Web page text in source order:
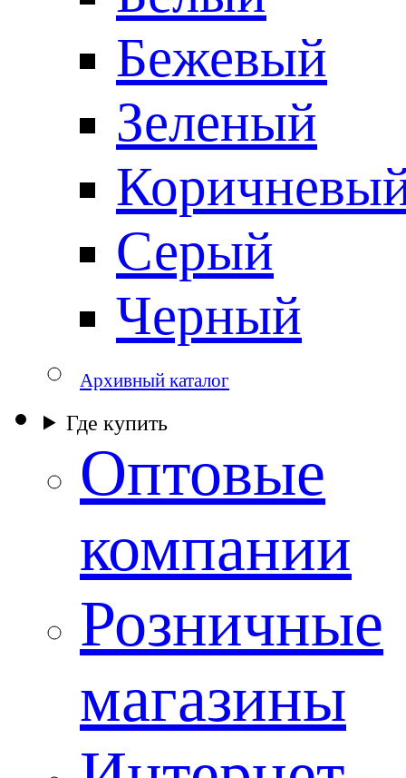
Бежевый
Зеленый
Серый
Черный
Архивный каталог
Где купить
Оптовые
компании
Розничные
магазины